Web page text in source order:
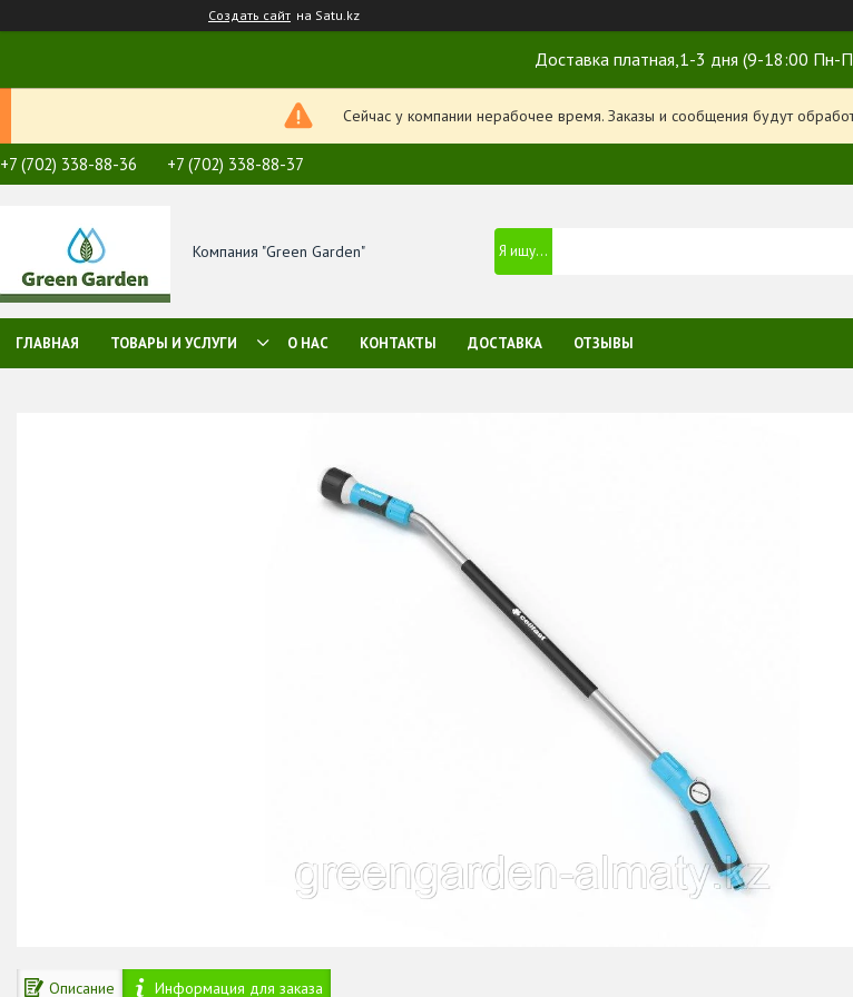
Создать сайт на Satu.kz
Доставка платная,1-3 дня (9-18:00 Пн-
Сейчас у компании нерабочее время. Заказы и сообщения будут
+7 (702) 338-88-36 +7 (702) 338-88-37
Компания "Green Garden"
ГЛАВНАЯ ТОВАРЫ И УСЛУГИ О НАС КОНТАКТЫ ДОСТАВКА ОТЗЫВЫ
Описание Информация для заказа